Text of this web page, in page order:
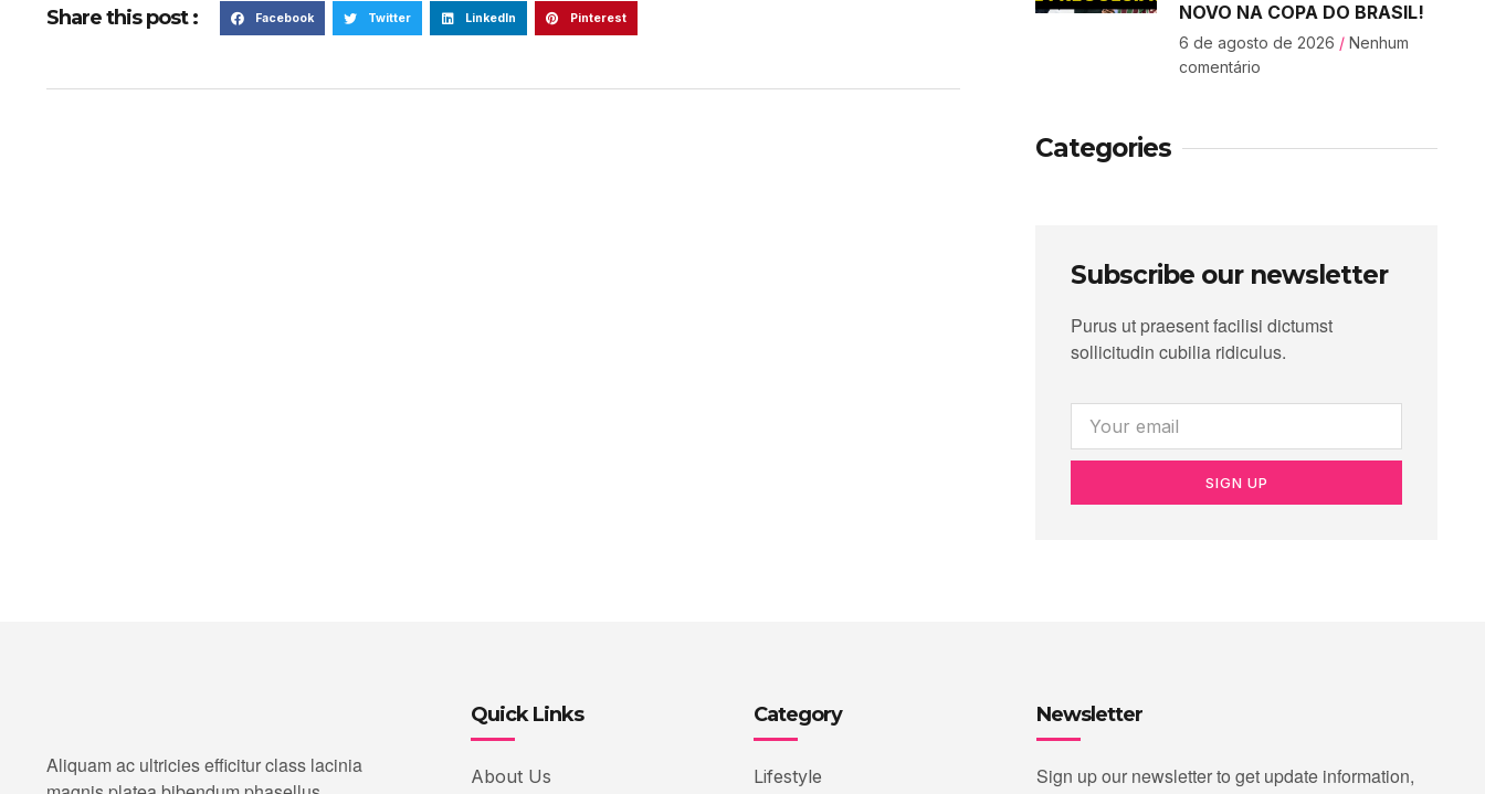
Share this post : Facebook Twitter LinkedIn Pinterest
NOVO NA COPA DO BRASIL!
6 de agosto de 2026 Nenhum
comentário
Categories
Subscribe our newsletter
Purus ut praesent facilisi dictumst
sollicitudin cubilia ridiculus.
SIGN UP
Aliquam ac ultricies efficitur class lacinia
Quick Links
About Us
Category
Lifestyle
Newsletter
Sign up our newsletter to get update information,